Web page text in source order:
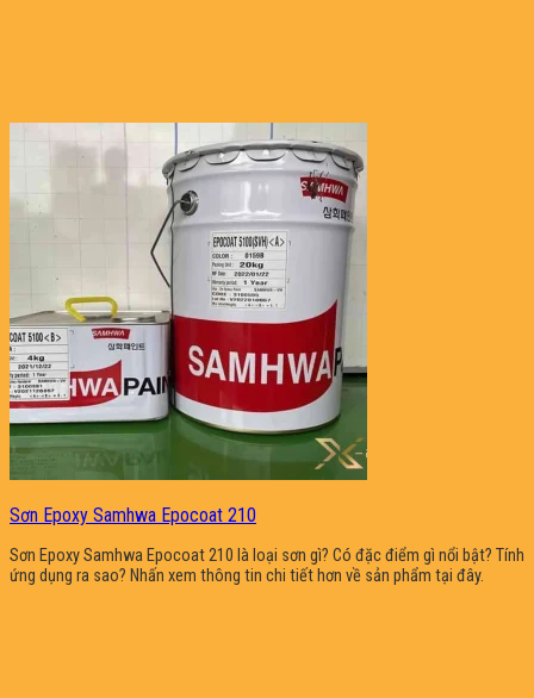
Sơn Epoxy Samhwa Epocoat 210
Sơn Epoxy Samhwa Epocoat 210 là loại sơn gì? Có đặc điểm gì nổi bật? Tính
ứng dụng ra sao? Nhấn xem thông tin chi tiết hơn về sản phẩm tại đây.